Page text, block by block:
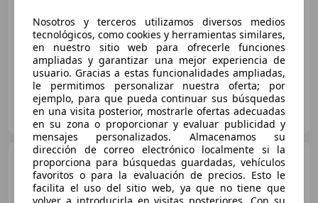
02/2022 57.747 km Gasolina 110 kW (150 CV)
FLEXICAR PLASENCIA
ES-10600 PLASENCIA
CUPRA Formentor 2.0 TSI
310 VZ DSG 4Drive
Nosotros y terceros utilizamos diversos medios
tecnológicos, como cookies y herramientas similares,
en nuestro sitio web para ofrecerle funciones
ampliadas y garantizar una mejor experiencia de
usuario. Gracias a estas funcionalidades ampliadas,
le permitimos personalizar nuestra oferta; por
ejemplo, para que pueda continuar sus búsquedas
en una visita posterior, mostrarle ofertas adecuadas
en su zona o proporcionar y evaluar publicidad y
mensajes personalizados. Almacenamos su
dirección de correo electrónico localmente si la
proporciona para búsquedas guardadas, vehículos
favoritos o para la evaluación de precios. Esto le
facilita el uso del sitio web, ya que no tiene que